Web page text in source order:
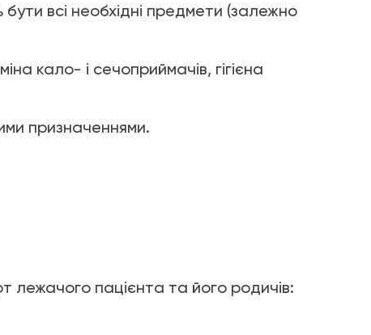
всі необхідні предмети (залежно
кало- і сечоприймачів, гігієна
призначеннями.
лежачого пацієнта та його родичів: